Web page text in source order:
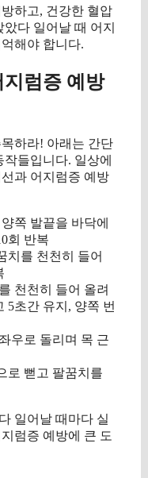
하고, 건강한 혈압
다 일어날 때 어지
해야 합니다.
럼증 예방
하라! 아래는 간단
들입니다. 일상에
과 어지럼증 예방
쪽 발끝을 바닥에
회 반복
치를 천천히 들어
천천히 들어 올려
5초간 유지, 양쪽 번
우로 돌리며 목 근
로 뻗고 팔꿈치를
일어날 때마다 실
럼증 예방에 큰 도